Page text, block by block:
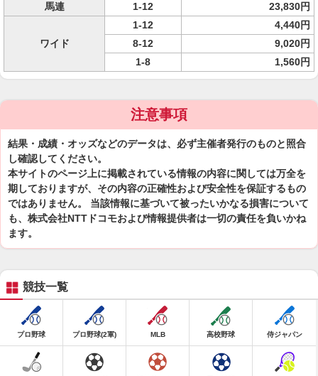
馬連
1-12 23,830円
ワイド
1-12
4,440円
8-12
9,020円
1-8
1,560円
注意事項
結果・成績・オッズなどのデータは、必ず主催者発行のものと照合
し確認してください。
本サイトのページ上に掲載されている情報の内容に関しては万全を
期しておりますが、その内容の正確性および安全性を保証するもの
ではありません。 当該情報に基づいて被ったいかなる損害について
も、株式会社NTTドコモおよび情報提供者は一切の責任を負いかね
ます。
競技一覧
プロ野球 プロ野球(2軍) MLB 高校野球 侍ジャパン